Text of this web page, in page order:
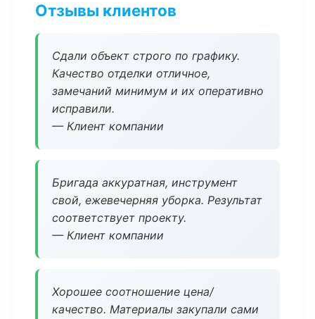
Отзывы клиентов
Сдали объект строго по графику.
Качество отделки отличное,
замечаний минимум и их оперативно
исправили.
— Клиент компании
Бригада аккуратная, инструмент
свой, ежевечерняя уборка. Результат
соответствует проекту.
— Клиент компании
Хорошее соотношение цена/
качество. Материалы закупали сами